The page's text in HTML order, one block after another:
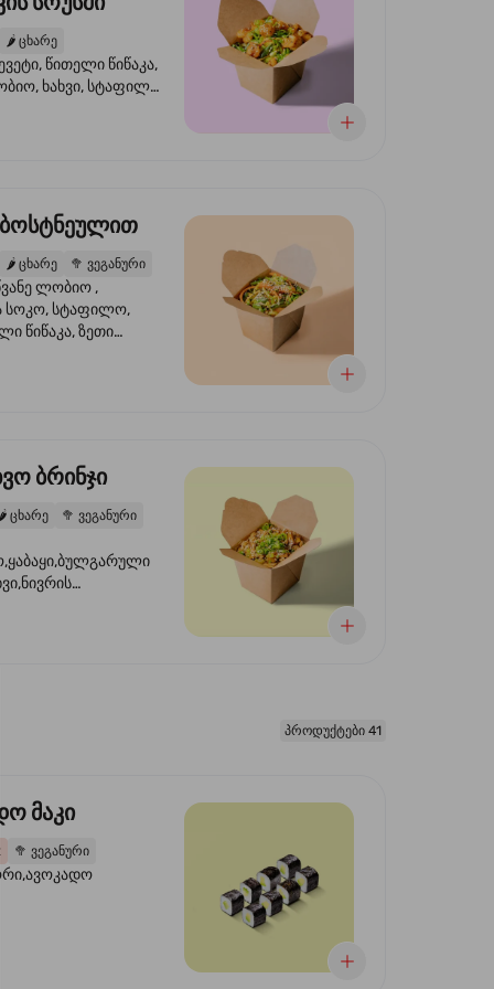
🌶️ ცხარე
წითელი წიწაკა,
ხახვი, სტაფილო,
ნიორი
🌶️ ცხარე 🥦 ვეგანური
ლობიო ,
სოკო, სტაფილო,
წიწაკა, ზეთი
ბრინჯი
🌶️ ცხარე 🥦 ვეგანური
ხახვი,სეზამის
პროდუქტები 41
მაკი
2 🥦 ვეგანური